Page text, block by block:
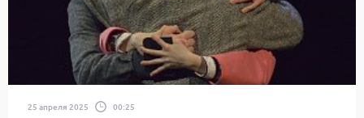
25 апреля 2025 00:25